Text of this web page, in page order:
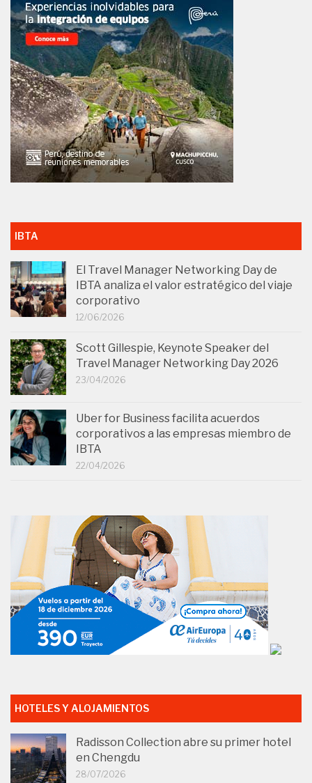
IBTA
El Travel Manager Networking Day de
IBTA analiza el valor estratégico del viaje
corporativo
12/06/2026
Scott Gillespie, Keynote Speaker del
Travel Manager Networking Day 2026
23/04/2026
Uber for Business facilita acuerdos
corporativos a las empresas miembro de
IBTA
22/04/2026
HOTELES Y ALOJAMIENTOS
Radisson Collection abre su primer hotel
en Chengdu
28/07/2026